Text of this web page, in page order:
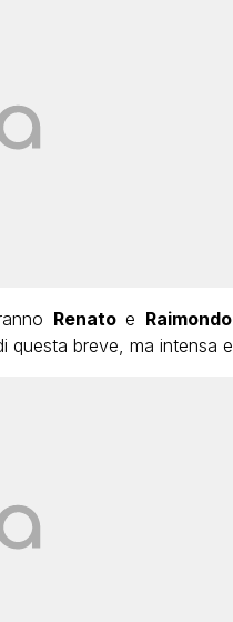
Renatoe
questa breve, ma intensa